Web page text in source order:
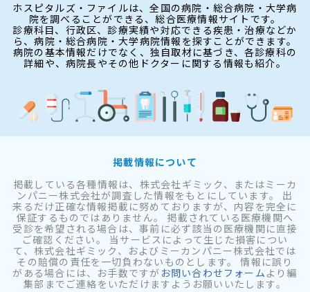
ホスピタルズ・ファイルは、全国の病院・総合病院・大学病
院を調べることができる、総合医療情報サイトです。
診療科目、行政区、診療実績や対応できる疾患・治療などか
ら、病院・総合病院・大学病院情報を探すことができます。
病院の基本情報だけでなく、独自取材に基づき、各診療科の
詳細や、病院長やその他ドクターに関する情報も紹介。
掲載情報について
掲載している各種情報は、株式会社ギミック、またはミーカ
ンパニー株式会社が調査した情報をもとにしています。 出
来るだけ正確な情報掲載に努めておりますが、内容を完全に
保証するものではありません。 掲載されている医療機関へ
受診を希望される場合は、事前に必ず該当の医療機関に直接
ご確認ください。 当サービスによって生じた損害につい
て、株式会社ギミック、およびミーカンパニー株式会社では
その賠償の責任を一切負わないものとします。 情報に誤り
がある場合には、お手数ですが お問い合わせフォーム より編
集部までご連絡をいただけますようお願いいたします。